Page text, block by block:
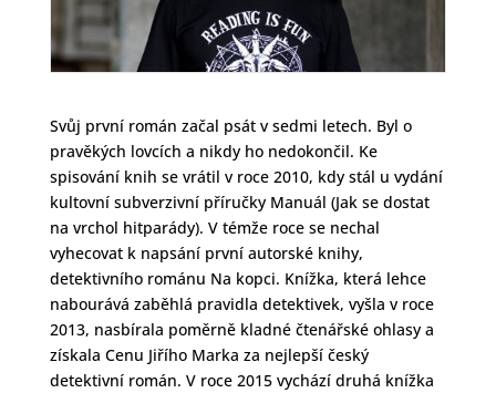
Svůj první román začal psát v sedmi letech. Byl o
pravěkých lovcích a nikdy ho nedokončil. Ke
spisování knih se vrátil v roce 2010, kdy stál u vydání
kultovní subverzivní příručky Manuál (Jak se dostat
na vrchol hitparády). V témže roce se nechal
vyhecovat k napsání první autorské knihy,
detektivního románu Na kopci. Knížka, která lehce
nabourává zaběhlá pravidla detektivek, vyšla v roce
2013, nasbírala poměrně kladné čtenářské ohlasy a
získala Cenu Jiřího Marka za nejlepší český
detektivní román. V roce 2015 vychází druhá knížka